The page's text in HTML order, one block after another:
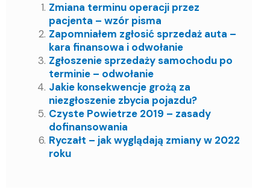
Zmiana terminu operacji przez
pacjenta – wzór pisma
Zapomniałem zgłosić sprzedaż auta –
kara finansowa i odwołanie
Zgłoszenie sprzedaży samochodu po
terminie – odwołanie
Jakie konsekwencje grożą za
niezgłoszenie zbycia pojazdu?
Czyste Powietrze 2019 – zasady
dofinansowania
Ryczałt – jak wyglądają zmiany w 2022
roku